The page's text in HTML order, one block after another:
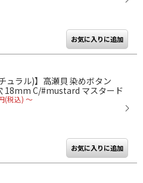
ュラル)】高瀬貝 染めボタン
18mm C/#mustard マスタード
(税込) ～